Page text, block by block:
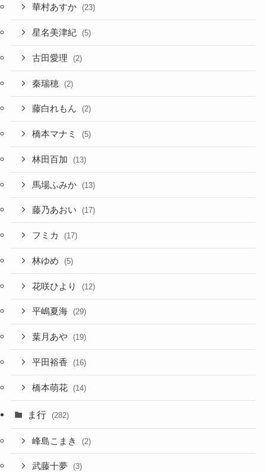
華村あすか (23)
星名美津紀 (5)
古田愛理 (2)
秦瑞穂 (2)
藤白れもん (2)
橋本マナミ (5)
林田百加 (13)
馬場ふみか (13)
藤乃あおい (17)
フミカ (17)
林ゆめ (5)
花咲ひより (12)
平嶋夏海 (29)
葉月あや (19)
平田裕香 (16)
橋本萌花 (14)
ま行 (282)
峰島こまき (2)
武藤十夢 (3)